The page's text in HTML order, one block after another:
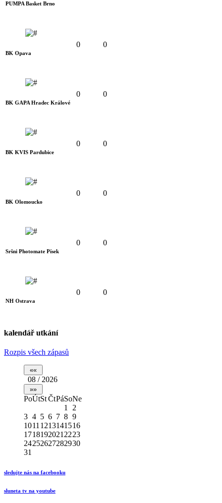
PUMPA Basket Brno
BK Opava
0 0
BK GAPA Hradec Králové
0 0
BK KVIS Pardubice
0 0
BK Olomoucko
0 0
Sršni Photomate Písek
0 0
NH Ostrava
0 0
kalendář utkání
Rozpis všech zápasů
08 / 2026
PoÚtStČtPáSoNe
1
2
3 4 5 6 7 8 9
1011 1213141516
1718192021 2223
24252627282930
31
sledujte nás na facebooku
sluneta tv na youtube